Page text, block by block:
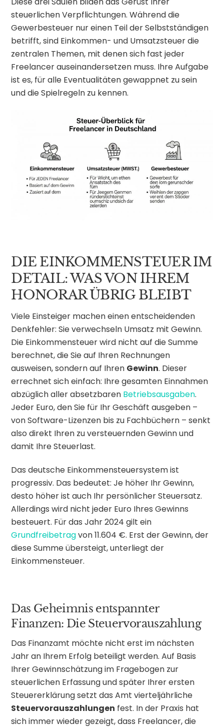
steuerlichen Verpflichtungen. Während die
Gewerbesteuer nur einen Teil der Selbstständigen
betrifft, sind Einkommen- und Umsatzsteuer die
zentralen Themen, mit denen sich fast jeder
Freelancer auseinandersetzen muss. Ihre Aufgabe
ist es, für alle Eventualitäten gewappnet zu sein
und die Spielregeln zu kennen.
DIE EINKOMMENSTEUER IM
DETAIL: WAS VON IHREM
HONORAR ÜBRIG BLEIBT
Viele Einsteiger machen einen entscheidenden
Denkfehler: Sie verwechseln Umsatz mit Gewinn.
Die Einkommensteuer wird nicht auf die Summe
berechnet, die Sie auf Ihren Rechnungen
ausweisen, sondern auf Ihren Gewinn. Dieser
errechnet sich einfach: Ihre gesamten Einnahmen
abzüglich aller absetzbaren Betriebsausgaben.
Jeder Euro, den Sie für Ihr Geschäft ausgeben –
von Software-Lizenzen bis zu Fachbüchern – senkt
also direkt Ihren zu versteuernden Gewinn und
damit Ihre Steuerlast.
Das deutsche Einkommensteuersystem ist
progressiv. Das bedeutet: Je höher Ihr Gewinn,
desto höher ist auch Ihr persönlicher Steuersatz.
Allerdings wird nicht jeder Euro Ihres Gewinns
besteuert. Für das Jahr 2024 gilt ein
Grundfreibetragvon 11.604 €. Erst der Gewinn, der
diese Summe übersteigt, unterliegt der
Einkommensteuer.
Das Geheimnis entspannter
Finanzen: Die Steuervorauszahlung
Das Finanzamt möchte nicht erst im nächsten
Jahr an Ihrem Erfolg beteiligt werden. Auf Basis
Ihrer Gewinnschätzung im Fragebogen zur
steuerlichen Erfassung und später Ihrer ersten
Steuererklärung setzt das Amt vierteljährliche
Steuervorauszahlungen fest. In der Praxis hat
sich immer wieder gezeigt, dass Freelancer, die